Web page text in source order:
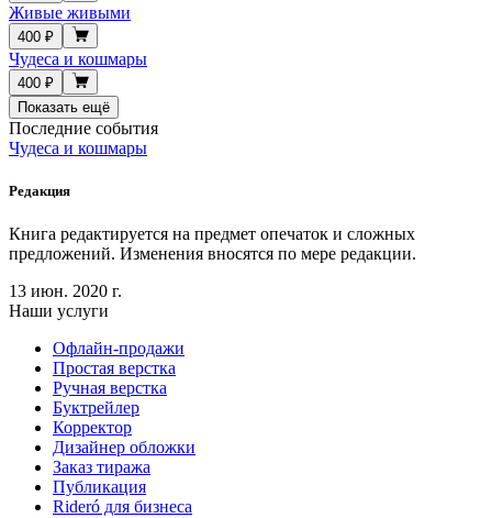
Живые живыми
400 ₽
Чудеса и кошмары
400 ₽
Показать ещё
Последние события
Чудеса и кошмары
Редакция
Книга редактируется на предмет опечаток и сложных
предложений. Изменения вносятся по мере редакции.
13 июн. 2020 г.
Наши услуги
Офлайн-продажи
Простая верстка
Ручная верстка
Буктрейлер
Корректор
Дизайнер обложки
Заказ тиража
Публикация
Rideró для бизнеса